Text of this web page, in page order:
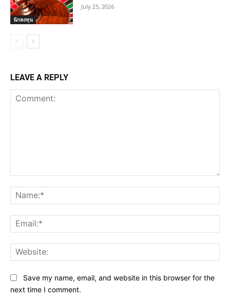
นักลงทุน
July 25, 2026
LEAVE A REPLY
Save my name, email, and website in this browser for the
next time I comment.